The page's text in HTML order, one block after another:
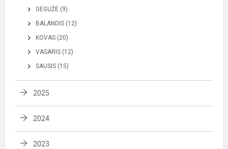
GEGUŽĖ (9)
BALANDIS (12)
KOVAS (20)
VASARIS (12)
SAUSIS (15)
2025
2024
2023